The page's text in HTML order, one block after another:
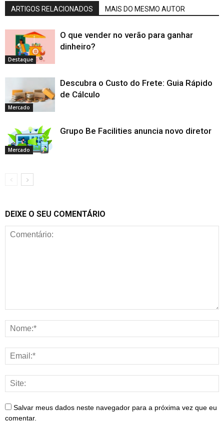
ARTIGOS RELACIONADOS MAIS DO MESMO AUTOR
Destaque
O que vender no verão para ganhar
dinheiro?
Mercado
Descubra o Custo do Frete: Guia Rápido
de Cálculo
Mercado
Grupo Be Facilities anuncia novo diretor
DEIXE O SEU COMENTÁRIO
Salvar meus dados neste navegador para a próxima vez que eu
comentar.